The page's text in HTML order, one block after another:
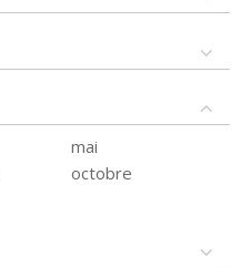
mai
octobre